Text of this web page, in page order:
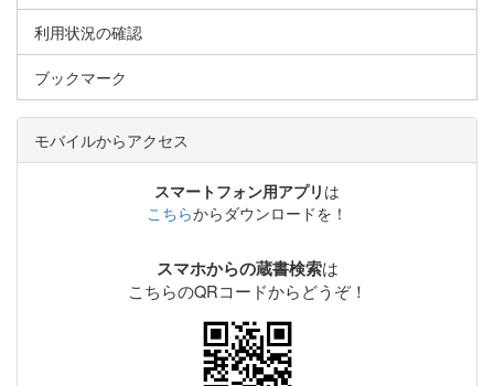
利用状況の確認
ブックマーク
モバイルからアクセス
スマートフォン用アプリ は
こちらからダウンロードを！
スマホからの蔵書検索は
こちらのQRコードからどうぞ！